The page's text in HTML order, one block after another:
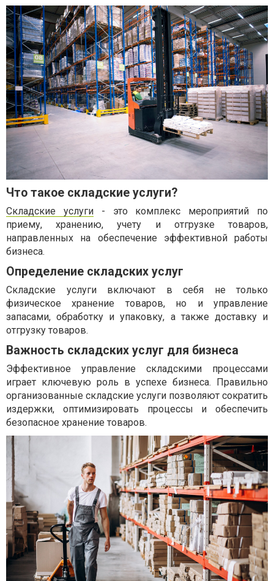
Что такое складские услуги?
Складские услуги- это комплекс мероприятий по
приему, хранению, учету и отгрузке товаров,
направленных на обеспечение эффективной работы
бизнеса.
Определение складских услуг
Складские услуги включают в себя не только
физическое хранение товаров, но и управление
запасами, обработку и упаковку, а также доставку и
отгрузку товаров.
Важность складских услуг для бизнеса
Эффективное управление складскими процессами
играет ключевую роль в успехе бизнеса. Правильно
организованные складские услуги позволяют сократить
издержки, оптимизировать процессы и обеспечить
безопасное хранение товаров.